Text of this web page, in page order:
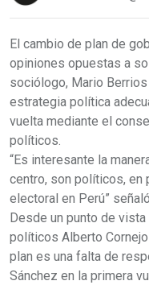
El cambio de plan de
opiniones opuestas a
sociólogo, Mario
estrategia política
vuelta mediante el
políticos.
“Es interesante la
centro, son políticos, en
electoral en Perú”
Desde un punto de
políticos Alberto
plan es una falta de
Sánchez en la primera